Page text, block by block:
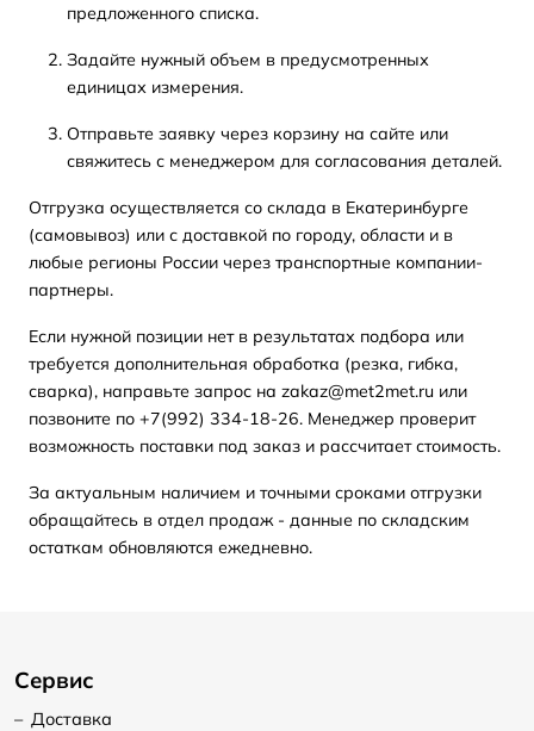
предложенного списка.
Задайте нужный объем в предусмотренных
единицах измерения.
Отправьте заявку через корзину на сайте или
свяжитесь с менеджером для согласования деталей.
Отгрузка осуществляется со склада в Екатеринбурге
(самовывоз) или с доставкой по городу, области и в
любые регионы России через транспортные компании-
партнеры.
Если нужной позиции нет в результатах подбора или
требуется дополнительная обработка (резка, гибка,
сварка), направьте запрос на zakaz@met2met.ru или
позвоните по +7(992) 334-18-26. Менеджер проверит
возможность поставки под заказ и рассчитает стоимость.
За актуальным наличием и точными сроками отгрузки
обращайтесь в отдел продаж - данные по складским
остаткам обновляются ежедневно.
Сервис
– Доставка